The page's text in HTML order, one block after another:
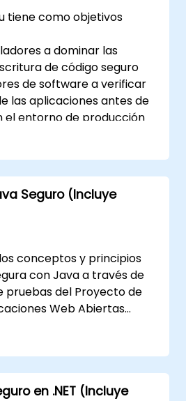
tiene como objetivos
a dominar las
de código seguro
de software a verificar
las aplicaciones antes de
el entorno de producción
de software a
equipo a establecer las
para los
a configurar los
evitar configuraciones
Seguro (Incluye
conceptos y principios
con Java a través de
pruebas del Proyecto de
Web Abiertas
en línea que crea
documentación,
de acceso libre
de aplicaciones
en .NET (Incluye